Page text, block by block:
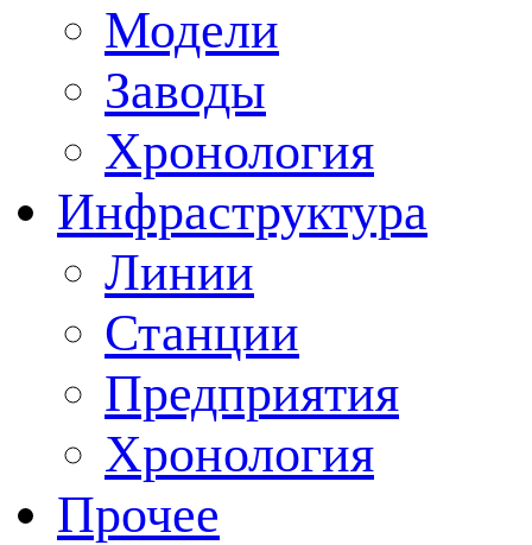
Модели
Заводы
Хронология
Инфраструктура
Линии
Станции
Предприятия
Хронология
Прочее